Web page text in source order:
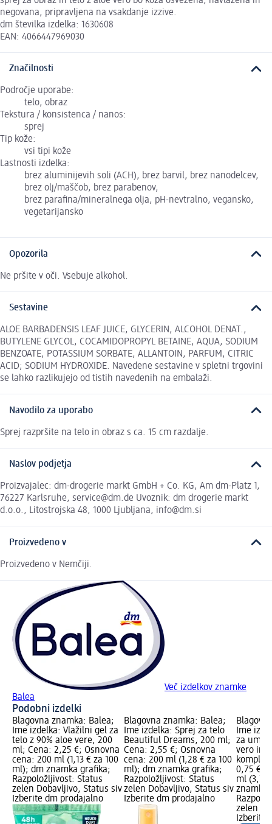
negovana, pripravljena na vsakdanje izzive.
dm številka izdelka: 1630608
EAN: 4066447969030
Značilnosti
Področje uporabe:
telo, obraz
Tekstura / konsistenca / nanos:
sprej
Tip kože:
vsi tipi kože
Lastnosti izdelka:
brez aluminijevih soli (ACH), brez barvil, brez nanodelcev,
brez olj/maščob, brez parabenov,
brez parafina/mineralnega olja, pH-nevtralno, vegansko,
vegetarijansko
Opozorila
Ne pršite v oči. Vsebuje alkohol.
Sestavine
ALOE BARBADENSIS LEAF JUICE, GLYCERIN, ALCOHOL DENAT.,
BUTYLENE GLYCOL, COCAMIDOPROPYL BETAINE, AQUA, SODIUM
BENZOATE, POTASSIUM SORBATE, ALLANTOIN, PARFUM, CITRIC
ACID; SODIUM HYDROXIDE. Navedene sestavine v spletni trgovini
se lahko razlikujejo od tistih navedenih na embalaži.
Navodilo za uporabo
Sprej razpršite na telo in obraz s ca. 15 cm razdalje.
Naslov podjetja
Proizvajalec: dm-drogerie markt GmbH + Co. KG, Am dm-Platz 1,
76227 Karlsruhe, service@dm.de Uvoznik: dm drogerie markt
d.o.o., Litostrojska 48, 1000 Ljubljana, info@dm.si
Proizvedeno v
Proizvedeno v Nemčiji.
Več izdelkov znamke
Balea
Podobni izdelki
Blagovna znamka: Balea;
Ime izdelka: Vlažilni gel za
telo z 90% aloe vere, 200
ml; Cena: 2,25 €; Osnovna
cena: 200 ml (1,13 € za 100
ml); dm znamka grafika;
Razpoložljivost: Status
zelen Dobavljivo, Status siv
Izberite dm prodajalno
Blagovna znamka: Balea;
Ime izdelka: Sprej za telo
Beautiful Dreams, 200 ml;
Cena: 2,55 €; Osnovna
cena: 200 ml (1,28 € za 100
ml); dm znamka grafika;
Razpoložljivost: Status
zelen Dobavljivo, Status siv
Izberite dm prodajalno
Ime
za
vero in
0,75 €;
ml (3,75
znamka
zelen
Izberite